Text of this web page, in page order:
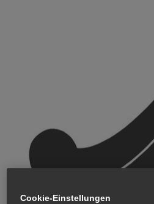
Cookie-Einstellungen